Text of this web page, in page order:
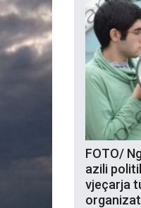
FOTO/
azili
vjeçarja